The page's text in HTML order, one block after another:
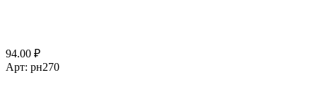
94.00 ₽
Арт: рн270